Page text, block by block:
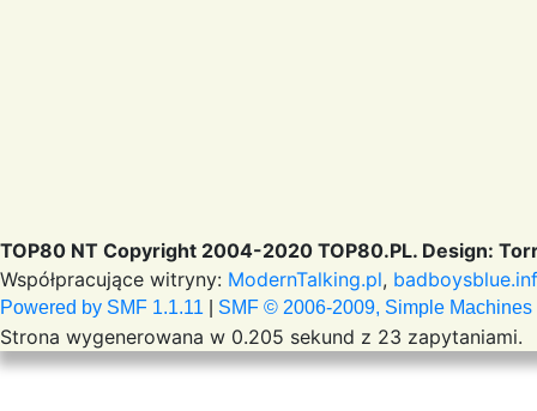
TOP80 NT Copyright 2004-2020 TOP80.PL. Design:
Współpracujące witryny: ModernTalking.pl,
Powered by SMF 1.1.11 SMF © 2006-2009, Simple Machines
Strona wygenerowana w 0.205 sekund z 23 zapytaniami.